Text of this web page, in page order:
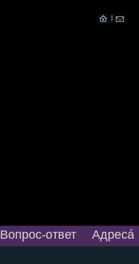
Вопрос-ответ Адресá